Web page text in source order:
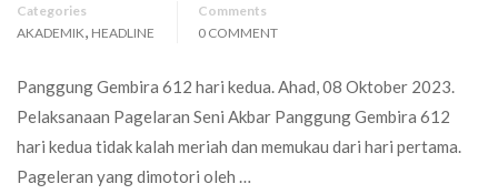
Categories
AKADEMIK, HEADLINE
Comments
0 COMMENT
Panggung Gembira 612 hari kedua. Ahad, 08 Oktober 2023.
Pelaksanaan Pagelaran Seni Akbar Panggung Gembira 612
hari kedua tidak kalah meriah dan memukau dari hari pertama.
Pageleran yang dimotori oleh …